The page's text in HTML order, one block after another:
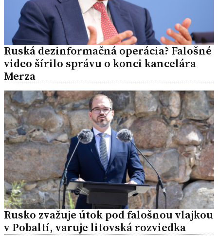
Ruská dezinformačná operácia? Falošné
video šírilo správu o konci kancelára
Merza
Rusko zvažuje útok pod falošnou vlajkou
v Pobaltí, varuje litovská rozviedka